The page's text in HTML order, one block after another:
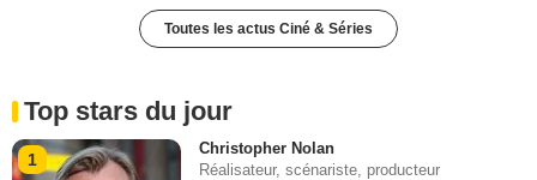
Toutes les actus Ciné & Séries
Top stars du jour
1
Christopher Nolan
Réalisateur, scénariste, producteur